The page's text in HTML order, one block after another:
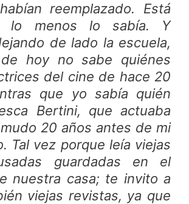
reemplazado. Está
lo menos lo sabía. Y
de lado la escuela,
hoy no sabe quiénes
del cine de hace 20
que yo sabía quién
Bertini, que actuaba
20 años antes de mi
Tal vez porque leía viejas
guardadas en el
nuestra casa; te invito a
viejas revistas, ya que